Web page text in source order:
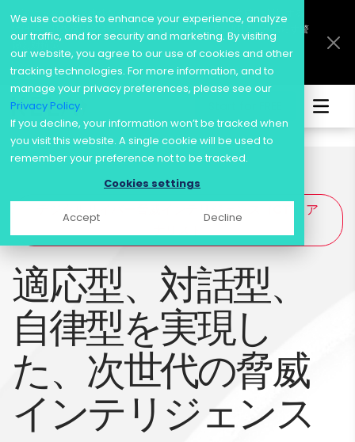
We use cookies to enhance your experience, analyze
our traffic, and for security and marketing. By visiting
our website, you agree to our use of cookies and other
tracking technologies. For more information, and to
manage your privacy preferences, please see our
Privacy Policy.
If you decline, your information won’t be tracked when
you visit this website. A single cookie will be used to
remember your preference not to be tracked.
Cookies settings
Accept Decline
Skip
to
content
訴訟にも発展！？生成AIがもたらす“新たなサイバー脅威”に対抗する
には―― IT先進国イスラエルのセキュリティ企業「KELA」が鳴らす警
詳細
デジタルサイバー脅威インテリジェンス（CTI）ア
適応型、対話型、
自律型を実現し
た、次世代の脅威
インテリジェンス